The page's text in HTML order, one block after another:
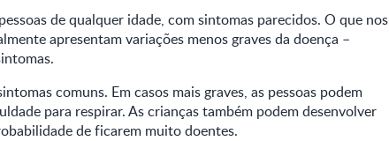
de qualquer idade, com sintomas parecidos. O que nos
apresentam variações menos graves da doença –
comuns. Em casos mais graves, as pessoas podem
para respirar. As crianças também podem desenvolver
de ficarem muito doentes.